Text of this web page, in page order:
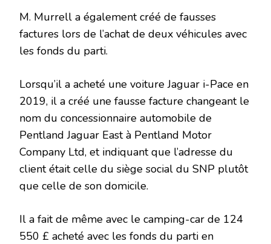
M. Murrell a également créé de fausses
factures lors de l’achat de deux véhicules avec
les fonds du parti.
Lorsqu’il a acheté une voiture Jaguar i-Pace en
2019, il a créé une fausse facture changeant le
nom du concessionnaire automobile de
Pentland Jaguar East à Pentland Motor
Company Ltd, et indiquant que l’adresse du
client était celle du siège social du SNP plutôt
que celle de son domicile.
Il a fait de même avec le camping-car de 124
550 £ acheté avec les fonds du parti en